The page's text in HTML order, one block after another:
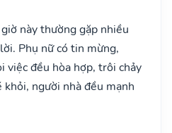
này thường gặp nhiều
Phụ nữ có tin mừng,
việc đều hòa hợp, trôi chảy
người nhà đều mạnh